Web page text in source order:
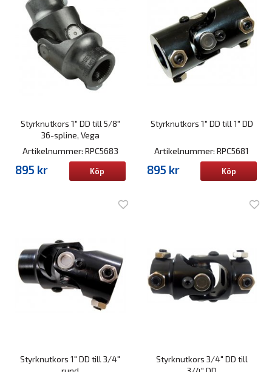
Styrknutkors 1" DD till 5/8"
36-spline, Vega
Artikelnummer: RPC5683
895 kr Köp
Styrknutkors 1" DD till 1" DD
Artikelnummer: RPC5681
895 kr Köp
Styrknutkors 1" DD till 3/4"
Styrknutkors 3/4" DD till